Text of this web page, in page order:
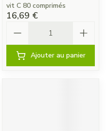
vit C 80 comprimés
16,69 €
Ajouter au panier